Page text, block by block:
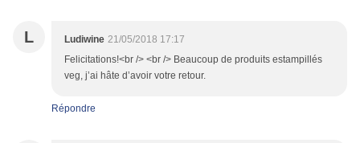
L Ludiwine 21/05/2018 17:17
Felicitations!<br /> <br /> Beaucoup de produits estampillés
veg, j’ai hâte d’avoir votre retour.
Répondre